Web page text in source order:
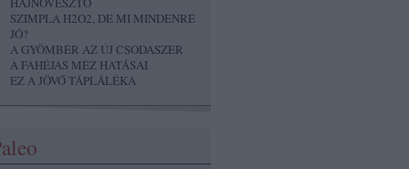
SZIMPLA H2O2, DE MI MINDENRE
JÓ?
A GYÖMBÉR AZ ÚJ CSODASZER
A FAHÉJAS MÉZ HATÁSAI
EZ A JÖVŐ TÁPLÁLÉKA